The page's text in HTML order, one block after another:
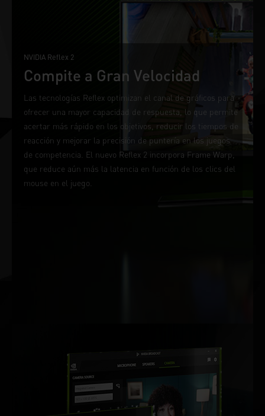
NVIDIA Reflex 2
Compite a Gran Velocidad
Las tecnologías Reflex optimizan el canal de gráficos para
ofrecer una mayor capacidad de respuesta, lo que permite
acertar más rápido en los objetivos, reducir los tiempos de
reacción y mejorar la precisión de puntería en los juegos
de competencia. El nuevo Reflex 2 incorpora Frame Warp,
que reduce aún más la latencia en función de los clics del
mouse en el juego.